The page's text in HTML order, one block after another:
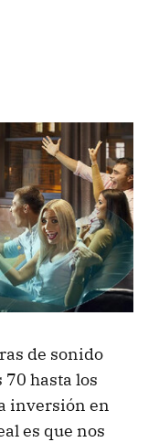
de sonido
hasta los
inversión en
es que nos